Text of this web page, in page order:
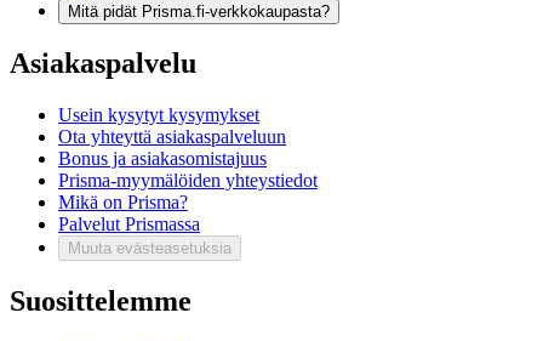
Mitä pidät Prisma.fi-verkkokaupasta?
Asiakaspalvelu
Usein kysytyt kysymykset
Ota yhteyttä asiakaspalveluun
Bonus ja asiakasomistajuus
Prisma-myymälöiden yhteystiedot
Mikä on Prisma?
Palvelut Prismassa
Muuta evästeasetuksia
Suosittelemme